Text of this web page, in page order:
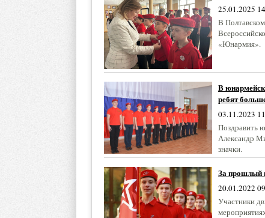
25.01.2025
В
«Юнармия».
В
ребят
03.11.2023
Поздравить
Александр
значки.
За прошлый
20.01.2022
Участники